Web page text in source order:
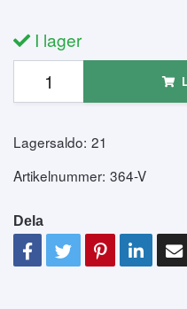
I lager
Lagersaldo: 21
Artikelnummer: 364-V
Dela